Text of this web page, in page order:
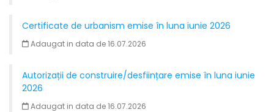
Certificate de urbanism emise în luna iunie 2026
Adaugat in data de 16.07.2026
Autorizații de construire/desființare emise în luna iunie
2026
Adaugat in data de 16.07.2026